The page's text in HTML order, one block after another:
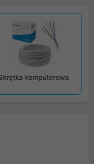
komputerowa